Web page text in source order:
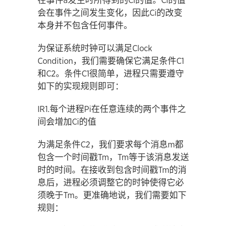
会在事件之间发生变化，因此Ci的改变
本身并不包含任何事件。
为保证系统时钟可以满足Clock
Condition，我们需要确保它满足条件C1
和C2。条件C1很简单，进程只需要遵守
如下的实现规则即可：
IR1.每个进程Pi在任意连续的两个事件之
间会增加Ci的值
为满足条件C2，我们要求每个消息m都
包含一个时间戳Tm，Tm等于该消息发送
时的时间。在接收到包含时间戳Tm的消
息后，进程必须调整它的时钟使得它必
须晚于Tm。更准确地说，我们需要如下
规则：